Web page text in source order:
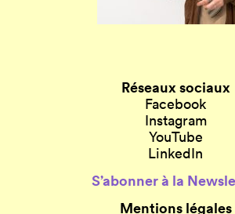
Réseaux sociaux
Facebook
Instagram
YouTube
LinkedIn
S’abonner à la
Mentions légales